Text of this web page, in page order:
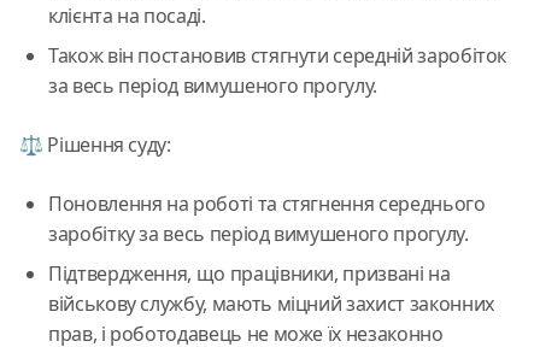
клієнта на посаді.
Також він постановив стягнути середній заробіток
за весь період вимушеного прогулу.
⚖️ Рішення суду:
Поновлення на роботі та стягнення середнього
заробітку за весь період вимушеного прогулу.
Підтвердження, що працівники, призвані на
військову службу, мають міцний захист законних
прав, і роботодавець не може їх незаконно